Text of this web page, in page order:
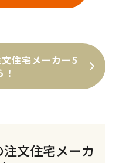
住宅メーカー5
注文住宅メーカ